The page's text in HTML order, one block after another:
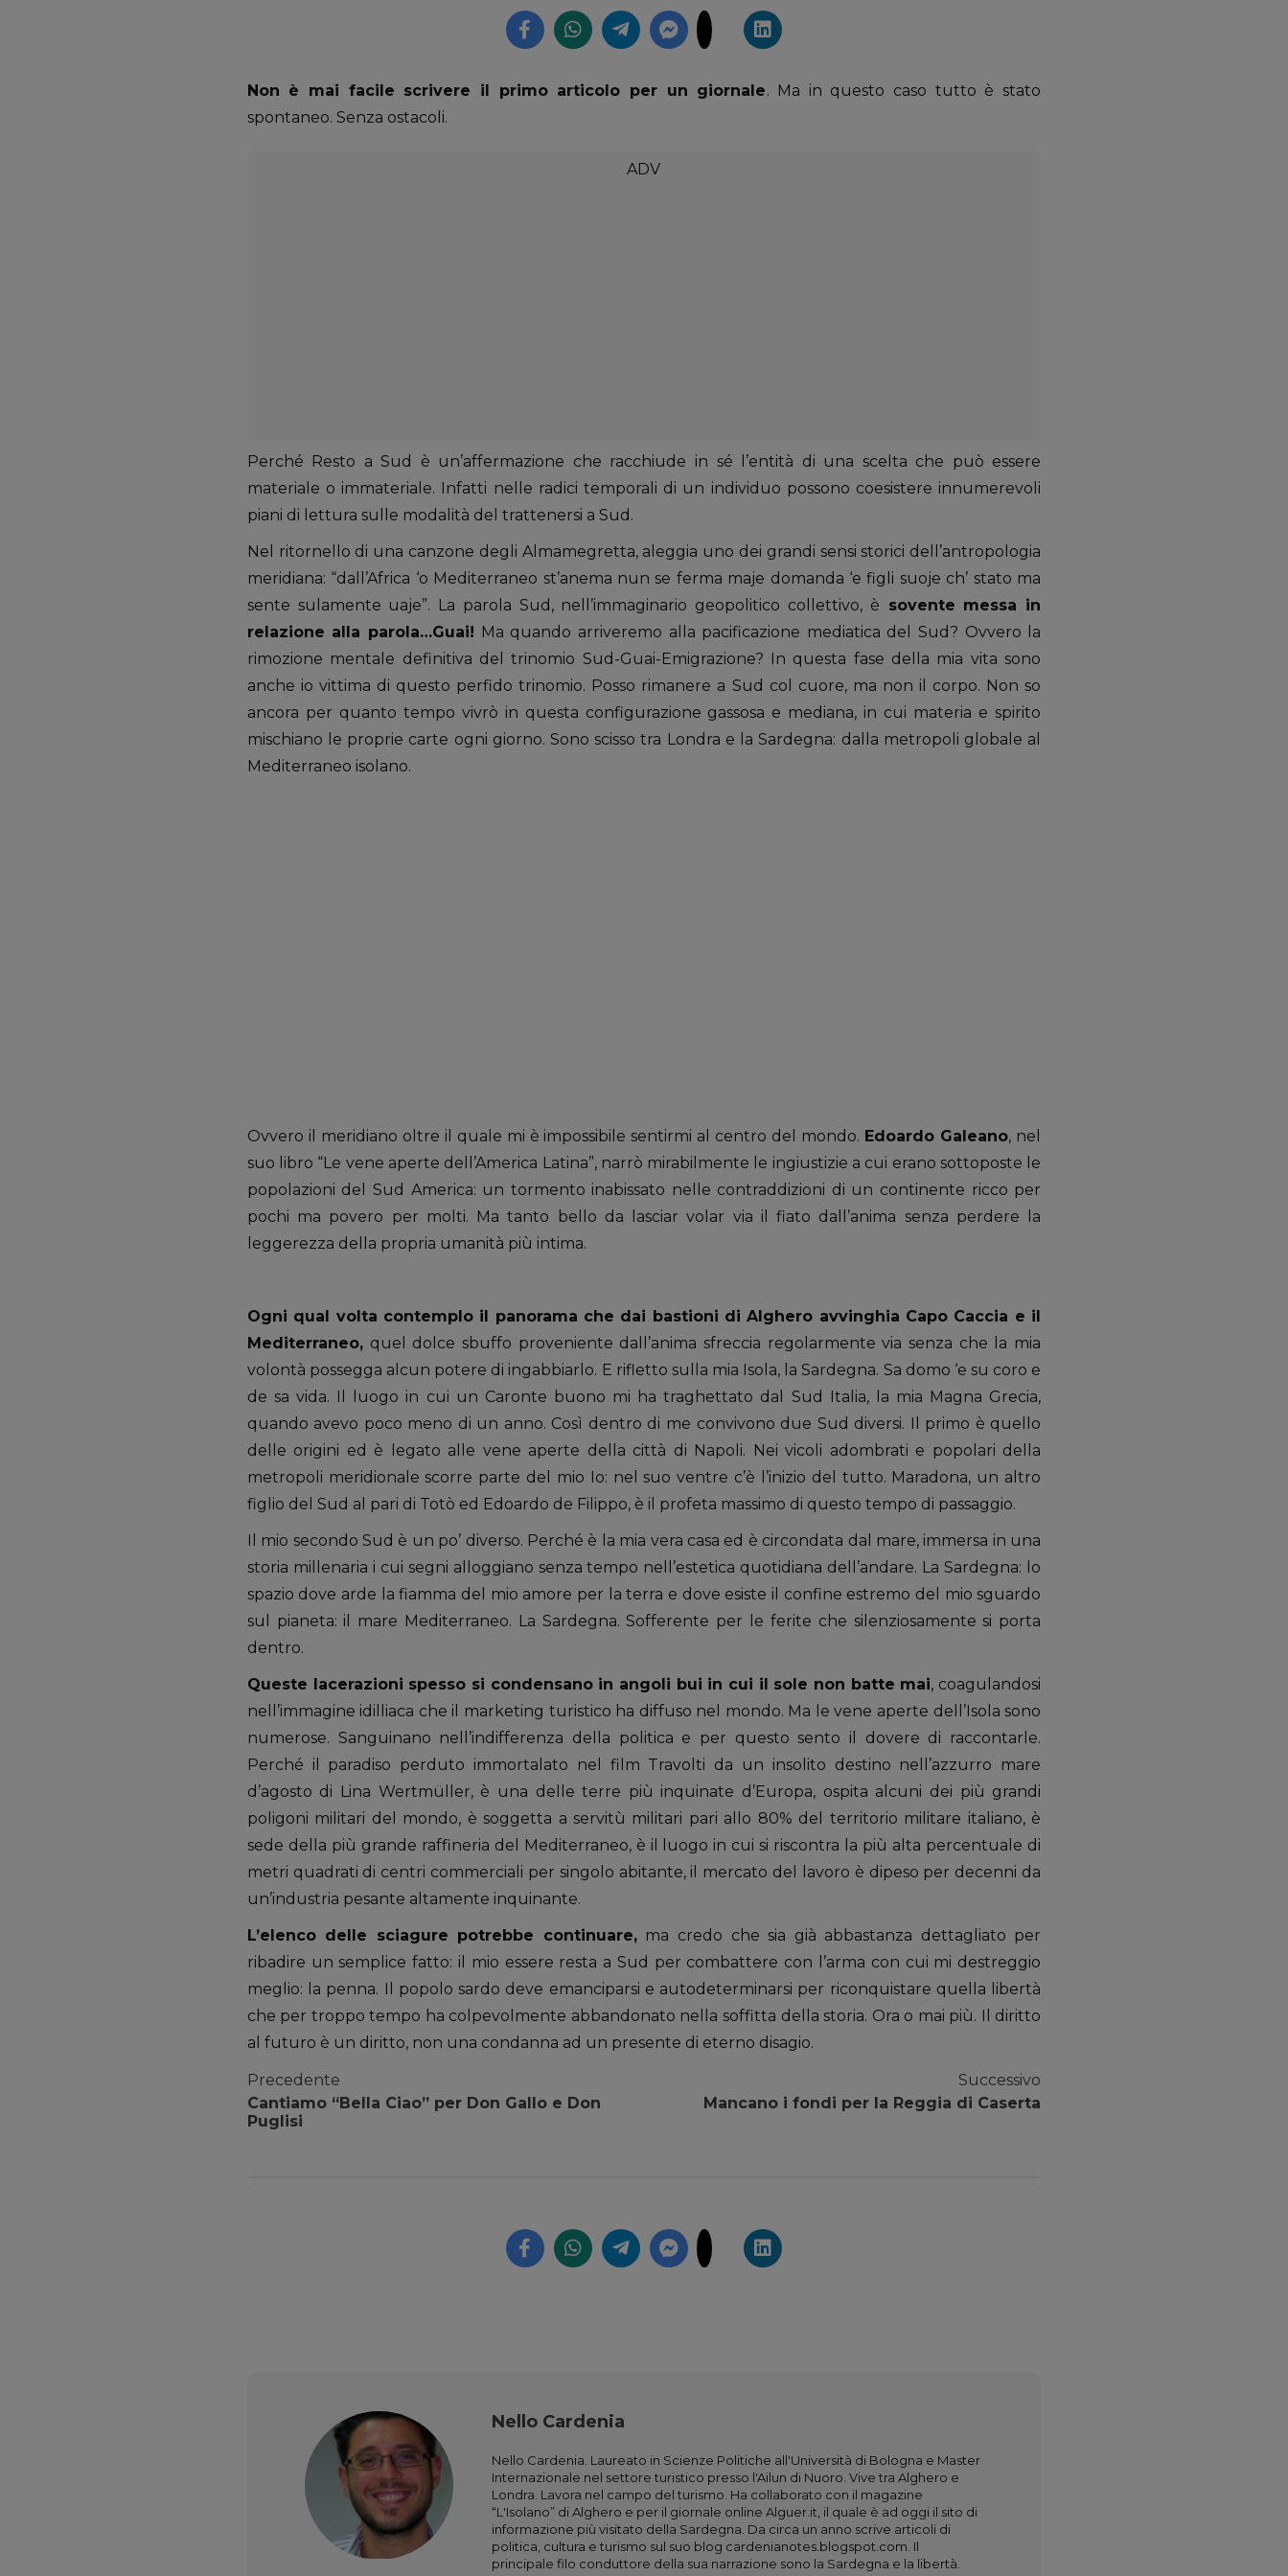
Non è mai facile scrivere il primo articolo per un giornale. Ma in questo caso tutto è stato
spontaneo. Senza ostacoli.
Perché Resto a Sud è un’affermazione che racchiude in sé l’entità di una scelta che può essere
materiale o immateriale. Infatti nelle radici temporali di un individuo possono coesistere innumerevoli
piani di lettura sulle modalità del trattenersi a Sud.
Nel ritornello di una canzone degli Almamegretta, aleggia uno dei grandi sensi storici dell’antropologia
meridiana: “dall’Africa ‘o Mediterraneo st’anema nun se ferma maje domanda ‘e figli suoje ch’ stato ma
sente sulamente uaje”. La parola Sud, nell’immaginario geopolitico collettivo, è sovente messa in
relazione alla parola…Guai! Ma quando arriveremo alla pacificazione mediatica del Sud? Ovvero la
rimozione mentale definitiva del trinomio Sud-Guai-Emigrazione? In questa fase della mia vita sono
anche io vittima di questo perfido trinomio. Posso rimanere a Sud col cuore, ma non il corpo. Non so
ancora per quanto tempo vivrò in questa configurazione gassosa e mediana, in cui materia e spirito
mischiano le proprie carte ogni giorno. Sono scisso tra Londra e la Sardegna: dalla metropoli globale al
Mediterraneo isolano.
Ovvero il meridiano oltre il quale mi è impossibile sentirmi al centro del mondo. Edoardo Galeano, nel
suo libro “Le vene aperte dell’America Latina”, narrò mirabilmente le ingiustizie a cui erano sottoposte le
popolazioni del Sud America: un tormento inabissato nelle contraddizioni di un continente ricco per
pochi ma povero per molti. Ma tanto bello da lasciar volar via il fiato dall’anima senza perdere la
leggerezza della propria umanità più intima.
Ogni qual volta contemplo il panorama che dai bastioni di Alghero avvinghia Capo Caccia e il
Mediterraneo,quel dolce sbuffo proveniente dall’anima sfreccia regolarmente via senza che la mia
volontà possegga alcun potere di ingabbiarlo. E rifletto sulla mia Isola, la Sardegna. Sa domo ‘e su coro e
de sa vida. Il luogo in cui un Caronte buono mi ha traghettato dal Sud Italia, la mia Magna Grecia,
quando avevo poco meno di un anno. Così dentro di me convivono due Sud diversi. Il primo è quello
delle origini ed è legato alle vene aperte della città di Napoli. Nei vicoli adombrati e popolari della
metropoli meridionale scorre parte del mio Io: nel suo ventre c’è l’inizio del tutto. Maradona, un altro
figlio del Sud al pari di Totò ed Edoardo de Filippo, è il profeta massimo di questo tempo di passaggio.
Il mio secondo Sud è un po’ diverso. Perché è la mia vera casa ed è circondata dal mare, immersa in una
storia millenaria i cui segni alloggiano senza tempo nell’estetica quotidiana dell’andare. La Sardegna: lo
spazio dove arde la fiamma del mio amore per la terra e dove esiste il confine estremo del mio sguardo
sul pianeta: il mare Mediterraneo. La Sardegna. Sofferente per le ferite che silenziosamente si porta
dentro.
Queste lacerazioni spesso si condensano in angoli bui in cui il sole non batte mai, coagulandosi
nell’immagine idilliaca che il marketing turistico ha diffuso nel mondo. Ma le vene aperte dell’Isola sono
numerose. Sanguinano nell’indifferenza della politica e per questo sento il dovere di raccontarle.
Perché il paradiso perduto immortalato nel film Travolti da un insolito destino nell’azzurro mare
d’agosto di Lina Wertmüller, è una delle terre più inquinate d’Europa, ospita alcuni dei più grandi
poligoni militari del mondo, è soggetta a servitù militari pari allo 80% del territorio militare italiano, è
sede della più grande raffineria del Mediterraneo, è il luogo in cui si riscontra la più alta percentuale di
metri quadrati di centri commerciali per singolo abitante, il mercato del lavoro è dipeso per decenni da
un’industria pesante altamente inquinante.
L’elenco delle sciagure potrebbe continuare,ma credo che sia già abbastanza dettagliato per
ribadire un semplice fatto: il mio essere resta a Sud per combattere con l’arma con cui mi destreggio
meglio: la penna. Il popolo sardo deve emanciparsi e autodeterminarsi per riconquistare quella libertà
che per troppo tempo ha colpevolmente abbandonato nella soffitta della storia. Ora o mai più. Il diritto
al futuro è un diritto, non una condanna ad un presente di eterno disagio.
Precedente
Cantiamo “Bella Ciao” per Don Gallo e Don
Puglisi
Successivo
Mancano i fondi per la Reggia di Caserta
Nello Cardenia
Nello Cardenia. Laureato in Scienze Politiche all'Università di Bologna e Master
Internazionale nel settore turistico presso l'Ailun di Nuoro. Vive tra Alghero e
Londra. Lavora nel campo del turismo. Ha collaborato con il magazine
“L'Isolano” di Alghero e per il giornale online Alguer.it, il quale è ad oggi il sito di
informazione più visitato della Sardegna. Da circa un anno scrive articoli di
politica, cultura e turismo sul suo blog cardenianotes.blogspot.com. Il
principale filo conduttore della sua narrazione sono la Sardegna e la libertà.